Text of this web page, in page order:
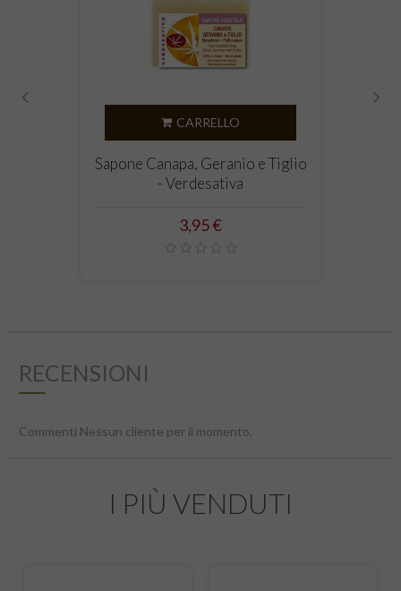
CARRELLO
Sapone Canapa, Geranio e Tiglio
- Verdesativa
Prezzo
3,95 €
RECENSIONI
Commenti Nessun cliente per il momento.
I PIÙ VENDUTI